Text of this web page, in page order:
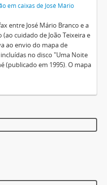
em caixas de José Mário
entre José Mário Branco e a
cuidado de João Teixeira e
ao envio do mapa de
no disco "Uma Noite
(publicado em 1995). O mapa